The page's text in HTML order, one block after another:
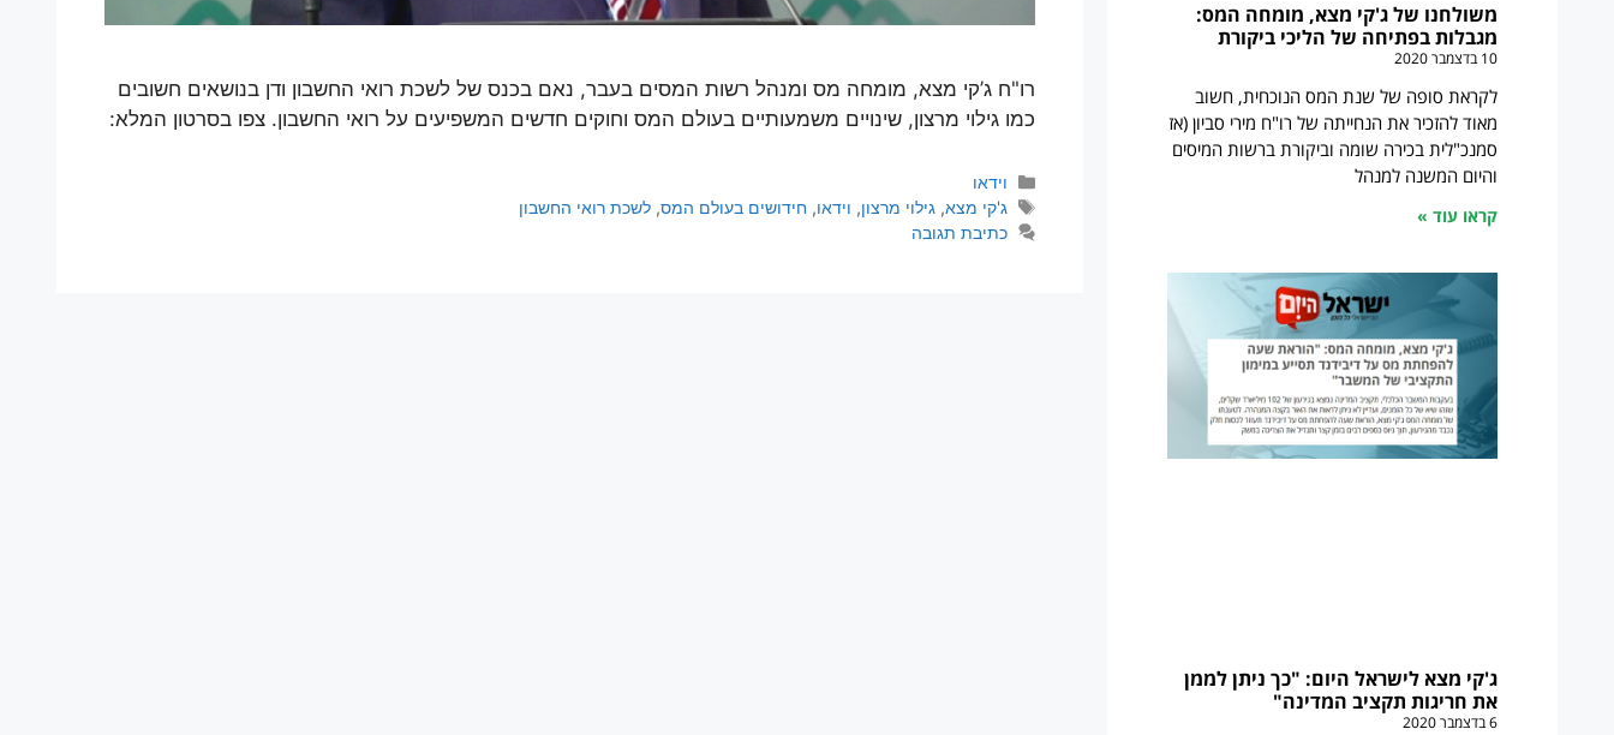
רו"ח ג’קי מצא, מומחה מס ומנהל רשות המסים בעבר, נאם בכנס של לשכת רואי החשבון ודן בנושאים חשובים
כמו גילוי מרצון, שינויים משמעותיים בעולם המס וחוקים חדשים המשפיעים על רואי החשבון. צפו בסרטון המלא:
וידאו
ג'קי מצא,גילוי מרצון, וידאו, חידושים בעולם המס,לשכת רואי החשבון
כתיבת תגובה
משולחנו של ג'קי מצא, מומחה המס:
מגבלות בפתיחה של הליכי ביקורת
10 בדצמבר 2020
לקראת סופה של שנת המס הנוכחית, חשוב
מאוד להזכיר את הנחייתה של רו"ח מירי סביון (אז
סמנכ"לית בכירה שומה וביקורת ברשות המיסים
והיום המשנה למנהל
קראו עוד »
ג'קי מצא לישראל היום: "כך ניתן לממן
את חריגות תקציב המדינה"
6 בדצמבר 2020